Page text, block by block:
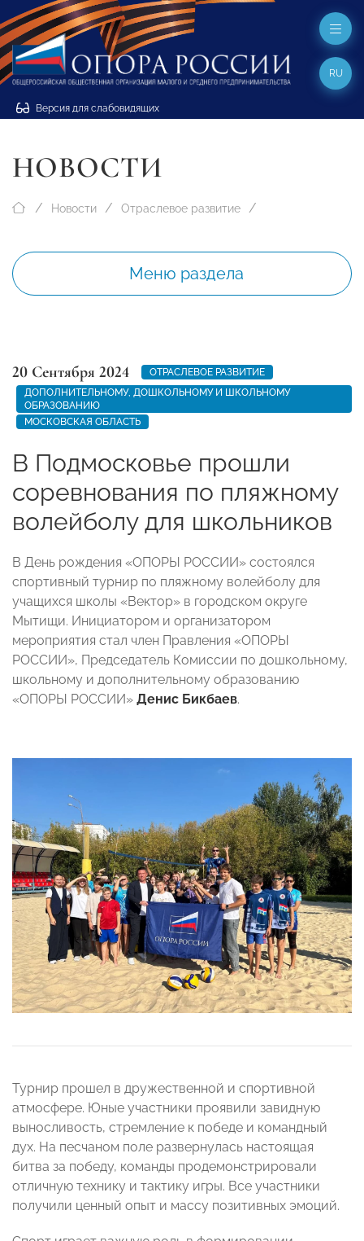
Версия для слабовидящих
RU
НОВОСТИ
Новости Отраслевое развитие
Меню раздела
20 Сентября 2024
ОТРАСЛЕВОЕ РАЗВИТИЕ
ДОПОЛНИТЕЛЬНОМУ, ДОШКОЛЬНОМУ И ШКОЛЬНОМУ
ОБРАЗОВАНИЮ
МОСКОВСКАЯ ОБЛАСТЬ
В Подмосковье прошли
соревнования по пляжному
волейболу для школьников
В День рождения «ОПОРЫ РОССИИ» состоялся
спортивный турнир по пляжному волейболу для
учащихся школы «Вектор» в городском округе
Мытищи. Инициатором и организатором
мероприятия стал член Правления «ОПОРЫ
РОССИИ», Председатель Комиссии по дошкольному,
школьному и дополнительному образованию
«ОПОРЫ РОССИИ» Денис Бикбаев.
Турнир прошел в дружественной и спортивной
атмосфере. Юные участники проявили завидную
выносливость, стремление к победе и командный
дух. На песчаном поле развернулась настоящая
битва за победу, команды продемонстрировали
отличную технику и тактику игры. Все участники
получили ценный опыт и массу позитивных эмоций.